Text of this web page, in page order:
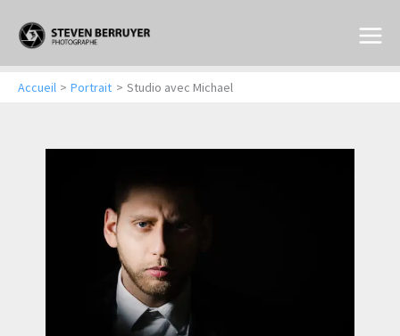
contenu
Accueil Portrait Studio avec Michael